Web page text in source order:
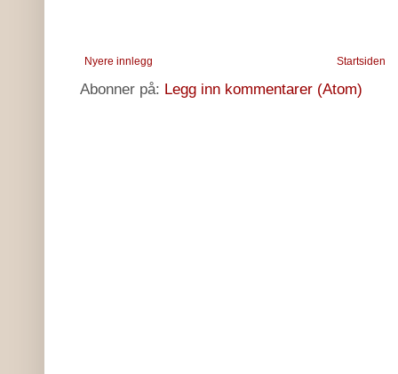
Nyere innlegg Startsiden
Abonner på: Legg inn kommentarer (Atom)